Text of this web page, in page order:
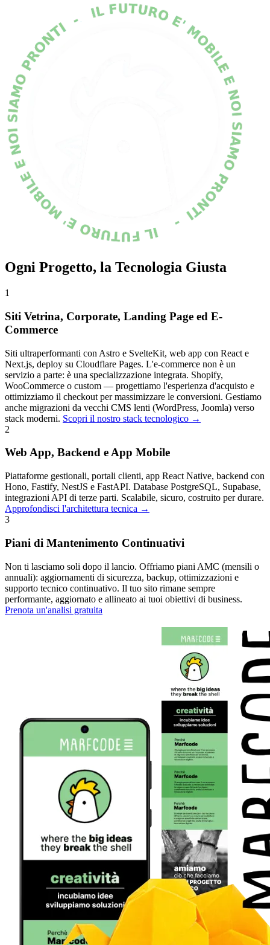
Ogni Progetto, la Tecnologia Giusta
1
Siti Vetrina, Corporate, Landing Page ed E-
Commerce
Siti ultraperformanti con Astro e SvelteKit, web app con React e
Next.js, deploy su Cloudflare Pages. L'e-commerce non è un
servizio a parte: è una specializzazione integrata. Shopify,
WooCommerce o custom — progettiamo l'esperienza d'acquisto e
ottimizziamo il checkout per massimizzare le conversioni. Gestiamo
anche migrazioni da vecchi CMS lenti (WordPress, Joomla) verso
stack moderni. Scopri il nostro stack tecnologico →
2
Web App, Backend e App Mobile
Piattaforme gestionali, portali clienti, app React Native, backend con
Hono, Fastify, NestJS e FastAPI. Database PostgreSQL, Supabase,
integrazioni API di terze parti. Scalabile, sicuro, costruito per durare.
Approfondisci l'architettura tecnica →
3
Piani di Mantenimento Continuativi
Non ti lasciamo soli dopo il lancio. Offriamo piani AMC (mensili o
annuali): aggiornamenti di sicurezza, backup, ottimizzazioni e
supporto tecnico continuativo. Il tuo sito rimane sempre
performante, aggiornato e allineato ai tuoi obiettivi di business.
Prenota un'analisi gratuita